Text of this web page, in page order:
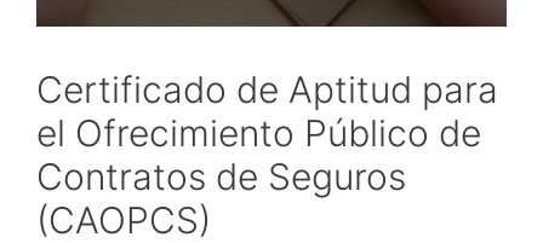
Certificado de Aptitud para
el Ofrecimiento Público de
Contratos de Seguros
(CAOPCS)